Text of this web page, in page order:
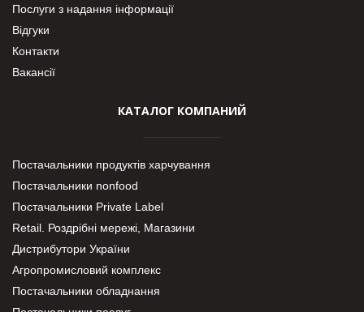
Послуги з надання інформації
Відгуки
Контакти
Вакансії
КАТАЛОГ КОМПАНИЙ
Постачальники продуктів харчування
Постачальники nonfood
Постачальники Private Label
Retail. Роздрібні мережі, Магазини
Дистрибутори України
Агропромисловий комплекс
Постачальники обладнання